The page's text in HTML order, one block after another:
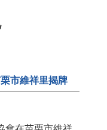
市維祥里揭牌